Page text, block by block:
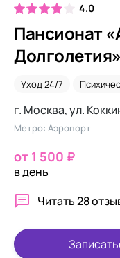
4.0
Пансионат
Уход 24/7
г. Москва, ул.
Метро: Аэропорт
от 1 500 ₽
в день
Читать28